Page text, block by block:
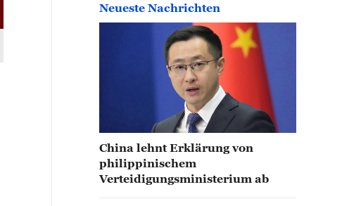
Neueste Nachrichten
China lehnt Erklärung von
philippinischem
Verteidigungsministerium ab